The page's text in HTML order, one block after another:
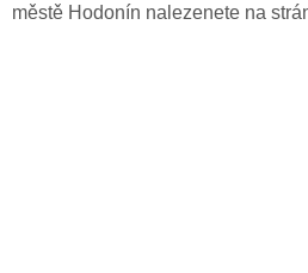
městě Hodonín nalezenete na